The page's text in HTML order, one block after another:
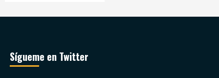
Sígueme en Twitter